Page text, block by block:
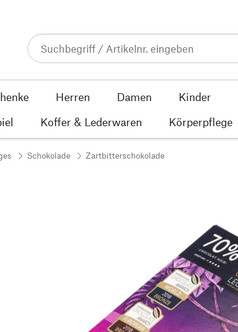
Herren Damen Kinder
Koffer & Lederwaren Körperpflege
Schokolade Zartbitterschokolade